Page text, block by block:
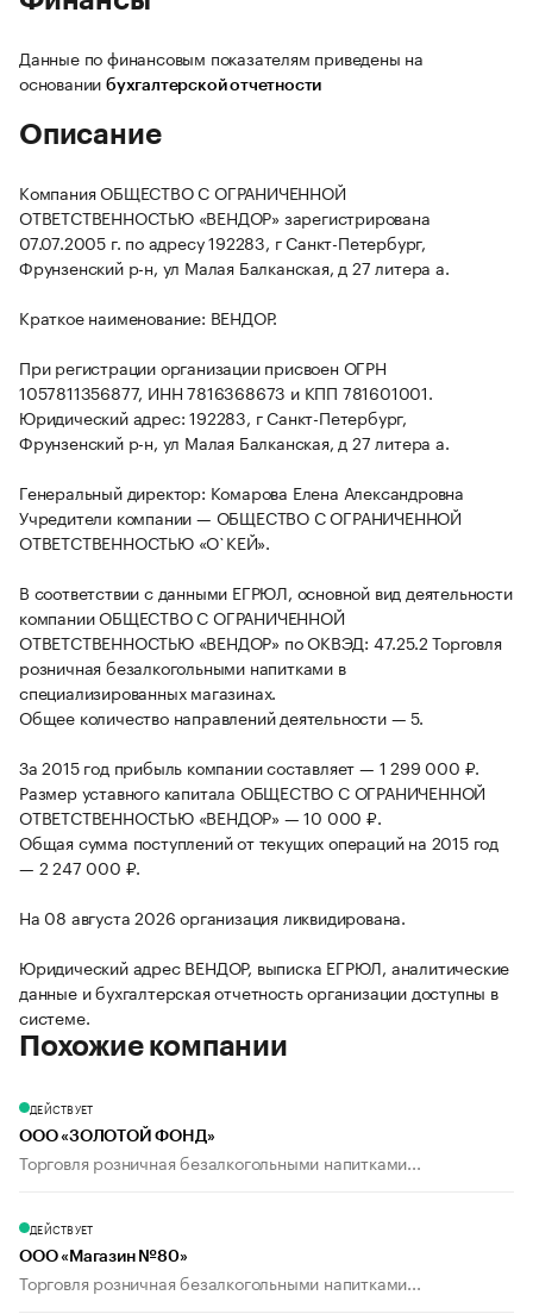
Данные по финансовым показателям приведены на
основании бухгалтерской отчетности
Описание
Компания ОБЩЕСТВО С ОГРАНИЧЕННОЙ
ОТВЕТСТВЕННОСТЬЮ «ВЕНДОР» зарегистрирована
07.07.2005 г. по адресу 192283, г Санкт-Петербург,
Фрунзенский р-н, ул Малая Балканская, д 27 литера а.
Краткое наименование: ВЕНДОР.
При регистрации организации присвоен ОГРН
1057811356877, ИНН 7816368673 и КПП 781601001.
Юридический адрес: 192283, г Санкт-Петербург,
Фрунзенский р-н, ул Малая Балканская, д 27 литера а.
Генеральный директор: Комарова Елена Александровна
Учредители компании — ОБЩЕСТВО С ОГРАНИЧЕННОЙ
ОТВЕТСТВЕННОСТЬЮ «О`КЕЙ».
В соответствии с данными ЕГРЮЛ, основной вид деятельности
компании ОБЩЕСТВО С ОГРАНИЧЕННОЙ
ОТВЕТСТВЕННОСТЬЮ «ВЕНДОР» по ОКВЭД: 47.25.2 Торговля
розничная безалкогольными напитками в
специализированных магазинах.
Общее количество направлений деятельности — 5.
За 2015 год прибыль компании составляет — 1 299 000 ₽.
Размер уставного капитала ОБЩЕСТВО С ОГРАНИЧЕННОЙ
ОТВЕТСТВЕННОСТЬЮ «ВЕНДОР» — 10 000 ₽.
Общая сумма поступлений от текущих операций на 2015 год
— 2 247 000 ₽.
На 08 августа 2026 организация ликвидирована.
Юридический адрес ВЕНДОР, выписка ЕГРЮЛ, аналитические
данные и бухгалтерская отчетность организации доступны в
системе.
Похожие компании
ДЕЙСТВУЕТ
ООО «ЗОЛОТОЙ ФОНД»
Торговля розничная безалкогольными напитками...
ДЕЙСТВУЕТ
ООО «Магазин №80»
Торговля розничная безалкогольными напитками...